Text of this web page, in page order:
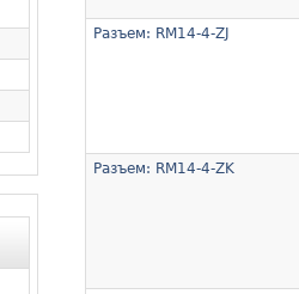
Разъем: RM14-4-ZJ
Разъем: RM14-4-ZK